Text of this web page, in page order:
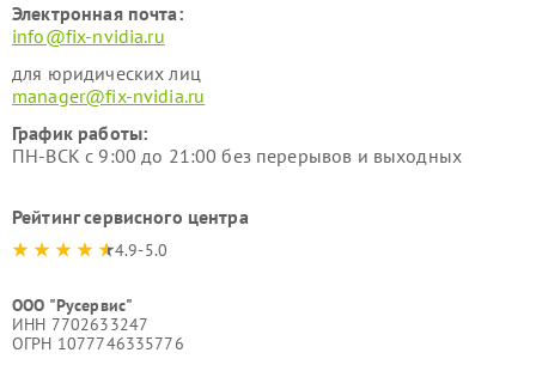
Электронная почта:
info@fix-nvidia.ru
для юридических лиц
manager@fix-nvidia.ru
График работы:
ПН-ВСК с 9:00 до 21:00 без перерывов и выходных
Рейтинг сервисного центра
4.9-5.0
ООО "Русервис"
ИНН 7702633247
ОГРН 1077746335776